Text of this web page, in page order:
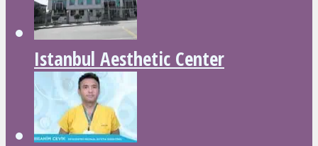
Istanbul Aesthetic Center